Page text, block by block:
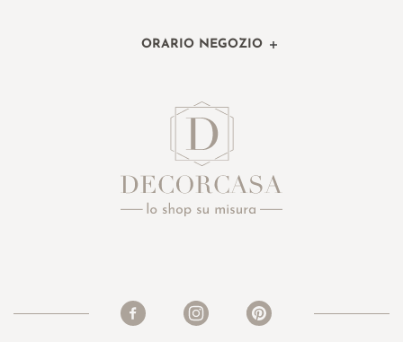
ORARIO NEGOZIO